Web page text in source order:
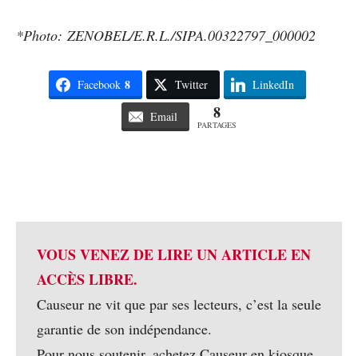
*Photo: ZENOBEL/E.R.L./SIPA.00322797_000002
Facebook 8 Twitter LinkedIn
Email 8
PARTAGES
VOUS VENEZ DE LIRE UN ARTICLE EN
ACCÈS LIBRE.
Causeur ne vit que par ses lecteurs, c’est la seule
garantie de son indépendance.